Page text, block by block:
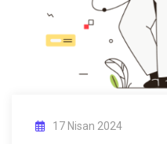
17 Nisan 2024